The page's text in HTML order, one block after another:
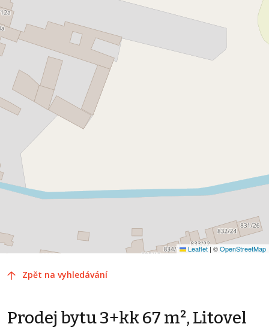
Leaflet | ©OpenStreetMap
Zpět na vyhledávání
Prodej bytu 3+kk 67 m², Litovel